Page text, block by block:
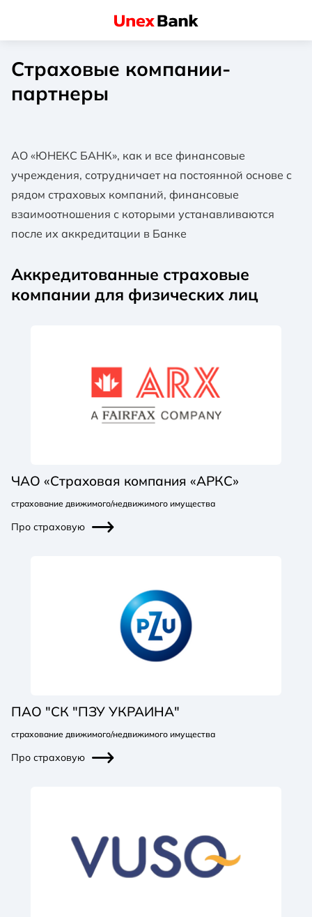
Страховые компании-
партнеры
АО «ЮНЕКС БАНК», как и все финансовые
учреждения, сотрудничает на постоянной основе с
рядом страховых компаний, финансовые
взаимоотношения с которыми устанавливаются
после их аккредитации в Банке
Аккредитованные страховые
компании для физических лиц
ЧАО «Страховая компания «АРКС»
страхование движимого/недвижимого имущества
Про страховую
ПАО "СК "ПЗУ УКРАИНА"
страхование движимого/недвижимого имущества
Про страховую